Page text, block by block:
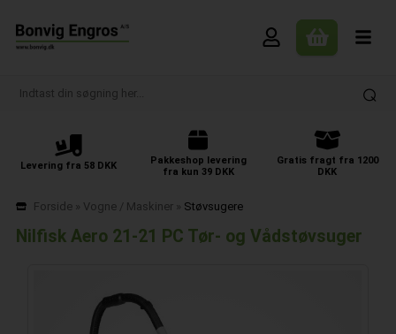
Levering fra 58 DKK
Pakkeshop levering
fra kun 39 DKK
Gratis fragt fra 1200
DKK
Forside» Vogne / Maskiner» Støvsugere
Nilfisk Aero 21-21 PC Tør- og Vådstøvsuger